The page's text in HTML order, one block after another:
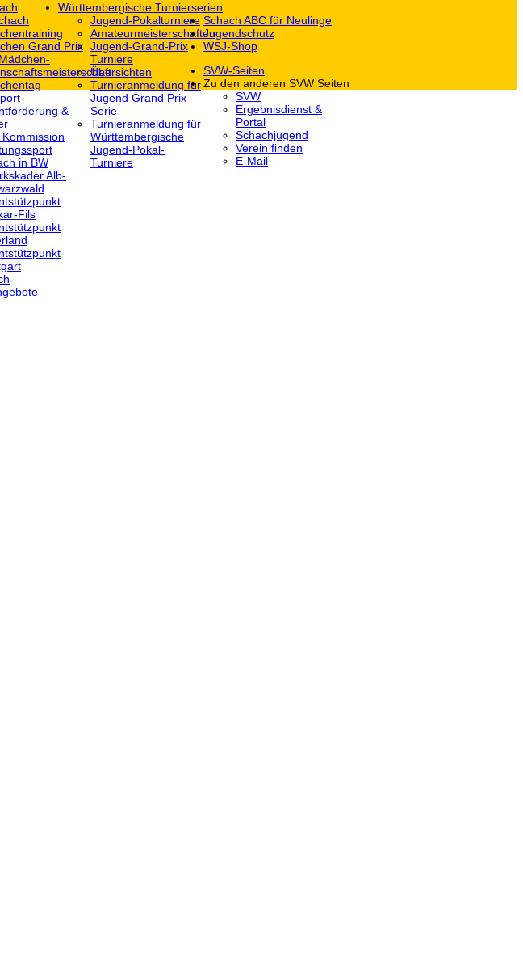
Grand Prix
&
Kommission
in BW
Alb-
Fils
Württembergische Turnierserien
Jugend-Pokalturniere
Amateurmeisterschaften
Jugend-Grand-Prix
Turniere
Übersichten
Turnieranmeldung für
Jugend Grand Prix
Serie
Turnieranmeldung für
Württembergische
Jugend-Pokal-
Turniere
Schach ABC für Neulinge
Jugendschutz
WSJ-Shop
SVW-Seiten
Zu den anderen SVW Seiten
SVW
Ergebnisdienst &
Portal
Schachjugend
Verein finden
E-Mail